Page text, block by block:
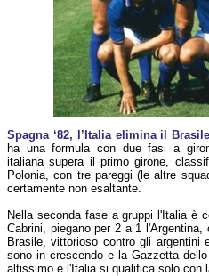
Spagna ‘82, l’Italia elimina il Brasile
ha una formula con due fasi a
italiana supera il primo girone,
Polonia, con tre pareggi (le altre
certamente non esaltante.
Nella seconda fase a gruppi l'Italia è
Cabrini, piegano per 2 a 1
Brasile, vittorioso contro gli
sono in crescendo e la Gazzetta
altissimo e l'Italia si qualifica solo con